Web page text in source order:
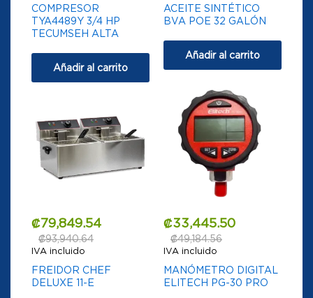
COMPRESOR
TYA4489Y 3/4 HP
TECUMSEH ALTA
Añadir al carrito
ACEITE SINTÉTICO
BVA POE 32 GALÓN
Añadir al carrito
₡79,849.54
₡93,940.64
IVA incluido
FREIDOR CHEF
DELUXE 11-E
₡33,445.50
₡49,184.56
IVA incluido
MANÓMETRO DIGITAL
ELITECH PG-30 PRO